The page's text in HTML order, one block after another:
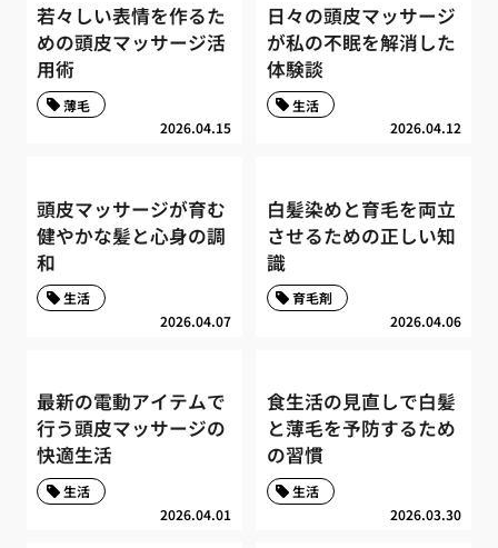
若々しい表情を作るた
めの頭皮マッサージ活
用術
2026.04.15
薄毛
日々の頭皮マッサージ
が私の不眠を解消した
体験談
2026.04.12
生活
頭皮マッサージが育む
健やかな髪と心身の調
和
2026.04.07
生活
白髪染めと育毛を両立
させるための正しい知
識
2026.04.06
育毛剤
最新の電動アイテムで
行う頭皮マッサージの
快適生活
2026.04.01
生活
食生活の見直しで白髪
と薄毛を予防するため
の習慣
2026.03.30
生活